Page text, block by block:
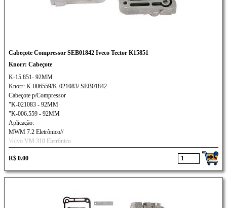
Cabeçote Compressor SEB01842 Iveco Tector K15851
Knorr: Cabeçote
K-15.851- 92MM
Knorr: K-006559/K-021083/ SEB01842
Cabeçote p/Compressor
"K-021083 - 92MM
"K-006.559 - 92MM
Aplicação:
MWM 7.2 Eletrônico//
Volvo VM 310 Eletrônico
R$ 0.00